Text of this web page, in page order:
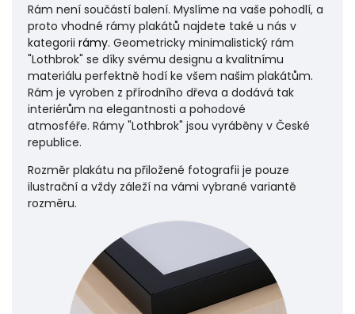
Rám není součástí balení. Myslíme na vaše pohodlí, a
proto vhodné rámy plakátů najdete také u nás v
kategorii rámy. Geometricky minimalistický rám
"Lothbrok" se díky svému designu a kvalitnímu
materiálu perfektně hodí ke všem našim plakátům.
Rám je vyroben z přírodního dřeva a dodává tak
interiérům na elegantnosti a pohodové
atmosféře. Rámy "Lothbrok" jsou vyráběny v České
republice.
Rozměr plakátu na přiložené fotografii je pouze
ilustrační a vždy záleží na vámi vybrané variantě
rozměru.